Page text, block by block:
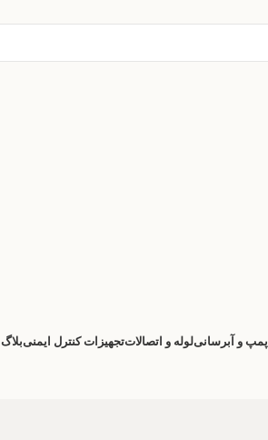
پمپ و آبرسانیلوله و اتصالاتتجهیزات کنترل ایمنیبلاگ